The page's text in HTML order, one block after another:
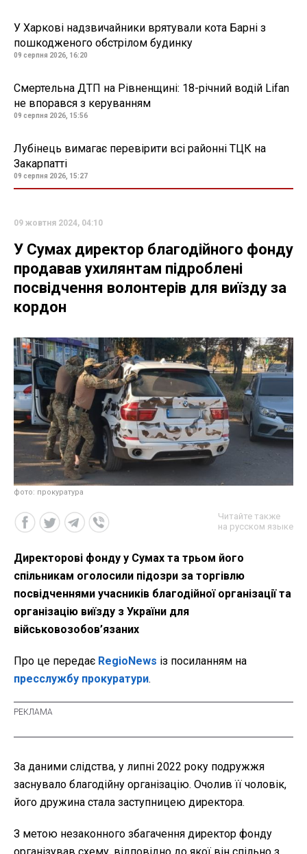
У Харкові надзвичайники врятували кота Барні з
пошкодженого обстрілом будинку
09 серпня 2026, 16:20
Смертельна ДТП на Рівненщині: 18-річний водій Lifan
не впорався з керуванням
09 серпня 2026, 15:56
Лубінець вимагає перевірити всі районні ТЦК на
Закарпатті
09 серпня 2026, 15:27
09 жовтня 2024, 04:10
У Сумах директор благодійного фонду
продавав ухилянтам підроблені
посвідчення волонтерів для виїзду за
кордон
фото: прокуратура
Читайте также
на русском языке
Директорові фонду у Сумах та трьом його
спільникам оголосили підозри за торгівлю
посвідченнями учасників благодійної організації та
організацію виїзду з України для
військовозобов’язаних
Про це передає RegioNews із посиланням на
пресслужбу прокуратури.
За даними слідства, у липні 2022 року подружжя
заснувало благодійну організацію. Очолив її чоловік,
його дружина стала заступницею директора.
З метою незаконного збагачення директор фонду
організував схему, відповідно до якої він спільно з